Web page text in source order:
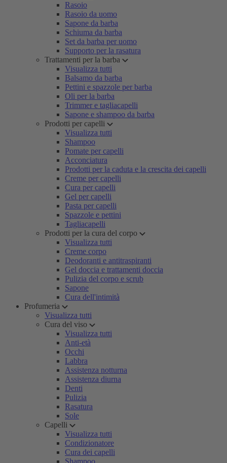
Rasoio
Rasoio da uomo
Sapone da barba
Schiuma da barba
Set da barba per uomo
Supporto per la rasatura
Trattamenti per la barba
Visualizza tutti
Balsamo da barba
Pettini e spazzole per barba
Oli per la barba
Trimmer e tagliacapelli
Sapone e shampoo da barba
Prodotti per capelli
Visualizza tutti
Shampoo
Pomate per capelli
Acconciatura
Prodotti per la caduta e la crescita dei capelli
Creme per capelli
Cura per capelli
Gel per capelli
Pasta per capelli
Spazzole e pettini
Tagliacapelli
Prodotti per la cura del corpo
Visualizza tutti
Creme corpo
Deodoranti e antitraspiranti
Gel doccia e trattamenti doccia
Pulizia del corpo e scrub
Sapone
Cura dell'intimità
Profumeria
Visualizza tutti
Cura del viso
Visualizza tutti
Anti-età
Occhi
Labbra
Assistenza notturna
Assistenza diurna
Denti
Pulizia
Rasatura
Sole
Capelli
Visualizza tutti
Condizionatore
Cura dei capelli
Shampoo